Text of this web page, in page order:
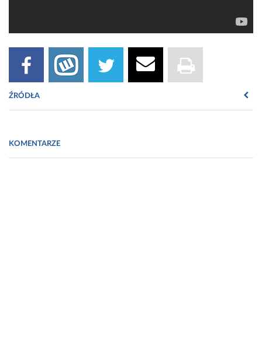
ŹRÓDŁA
uj.krakow.pl/~oam/artykuly/chromatografia.htm
http://www.chemia.uni.lodz.pl/pdfy/acchwatko.pdf
KOMENTARZE